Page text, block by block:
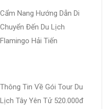
Cẩm Nang Hướng Dẫn Di
Chuyển Đến Du Lịch
Flamingo Hải Tiến
Thông Tin Về Gói Tour Du
Lịch Tây Yên Tử 520.000đ